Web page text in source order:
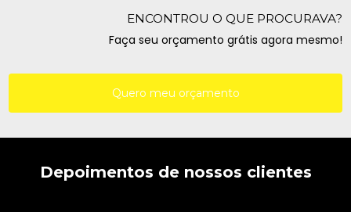
ENCONTROU O QUE PROCURAVA?
Faça seu orçamento grátis agora mesmo!
Quero meu orçamento
Depoimentos de nossos clientes